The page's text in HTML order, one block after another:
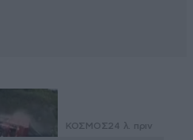
ΚΟΣΜΟΣ24 λ. πριν